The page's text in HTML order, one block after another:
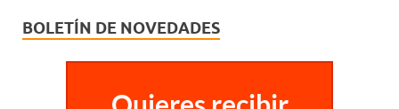
BOLETÍN DE NOVEDADES